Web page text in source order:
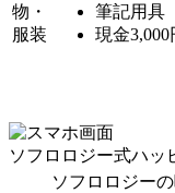
物・
服装
筆記用具
現金
ソフロロジー式ハッ
ソフロロジー